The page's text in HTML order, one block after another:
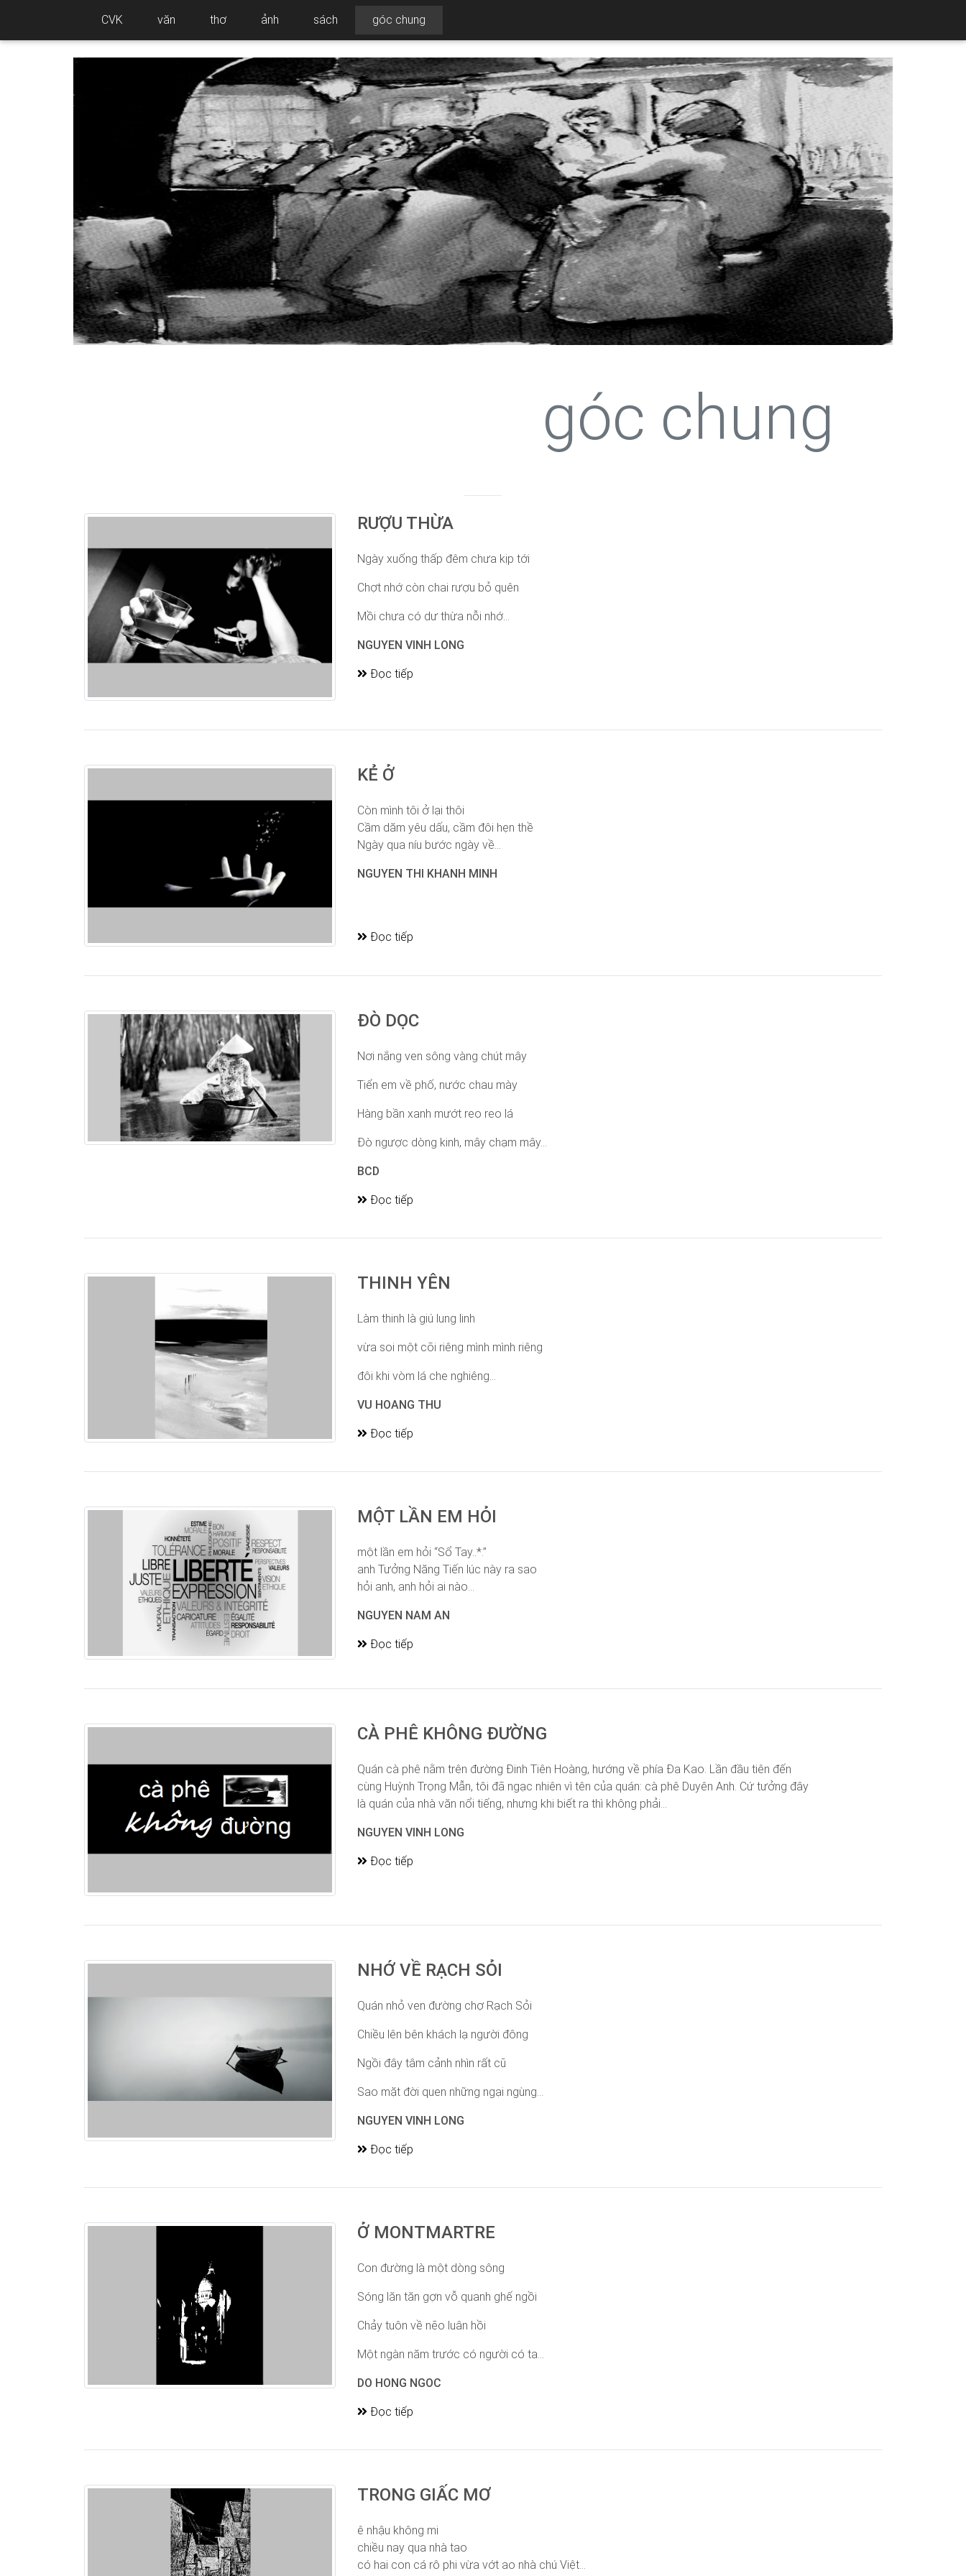
CVK văn thơ ảnh sách góc chung
góc chung
RƯỢU THỪA
Ngày xuống thấp đêm chưa kịp tới
Chợt nhớ còn chai rượu bỏ quên
Mồi chưa có dư thừa nỗi nhớ...
NGUYEN VINH LONG
Đọc tiếp
KẺ Ở
Còn mình tôi ở lại thôi
Cầm dăm yêu dấu, cầm đôi hẹn thề
Ngày qua níu bước ngày về...
NGUYEN THI KHANH MINH
Đọc tiếp
ĐÒ DỌC
Nơi nắng ven sông vàng chút mây
Tiển em về phố, nước chau mày
Hàng bần xanh mướt reo reo lá
Đò ngược dòng kinh, mây chạm mây...
BCD
Đọc tiếp
THINH YÊN
Làm thinh là giú lung linh
vừa soi một cõi riêng mình mình riêng
đôi khi vòm lá che nghiêng...
VU HOANG THU
Đọc tiếp
MỘT LẦN EM HỎI
một lần em hỏi “Sổ Tay..*.”
anh Tưởng Năng Tiến lúc này ra sao
hỏi anh, anh hỏi ai nào...
NGUYEN NAM AN
Đọc tiếp
CÀ PHÊ KHÔNG ĐƯỜNG
Quán cà phê nằm trên đường Đinh Tiên Hoàng, hướng về phía Đa Kao. Lần đầu tiên đến
cùng Huỳnh Trọng Mẫn, tôi đã ngạc nhiên vì tên của quán: cà phê Duyên Anh. Cứ tưởng đây
là quán của nhà văn nổi tiếng, nhưng khi biết ra thì không phải...
NGUYEN VINH LONG
Đọc tiếp
NHỚ VỀ RẠCH SỎI
Quán nhỏ ven đường chợ Rạch Sỏi
Chiều lên bên khách lạ người đông
Ngồi đây tâm cảnh nhìn rất cũ
Sao mặt đời quen những ngại ngùng...
NGUYEN VINH LONG
Đọc tiếp
Ở MONTMARTRE
Con đường là một dòng sông
Sóng lăn tăn gợn vỗ quanh ghế ngồi
Chảy tuôn về nẽo luân hồi
Một ngàn năm trước có người có ta...
DO HONG NGOC
Đọc tiếp
TRONG GIẤC MƠ
ê nhậu không mi
chiều nay qua nhà tao
có hai con cá rô phi vừa vớt ao nhà chú Việt...